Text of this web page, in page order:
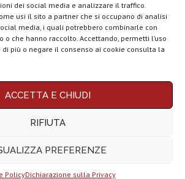
dei social media e analizzare il traffico.
usi il sito a partner che si occupano di analisi
media, i quali potrebbero combinarle con
o che hanno raccolto. Accettando, permetti l’uso
di più o negare il consenso ai cookie consulta la
ACCETTA E CHIUDI
RIFIUTA
PREFERENZE
PolicyDichiarazione sulla Privacy
Disclaimer Privacy policy
una testata giornalistica in quanto viene aggiornato
un programma che eroga ai siti una commissione
riceve un guadagno dagli acquisti idonei.
lancia